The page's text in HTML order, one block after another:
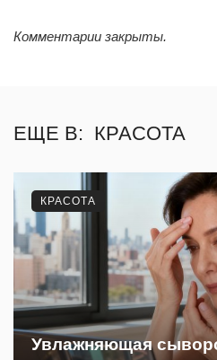
Комментарии закрыты.
ЕЩЕ В: КРАСОТА
Увлажняющая
КРАСОТА